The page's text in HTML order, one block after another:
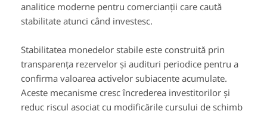
analitice moderne pentru comercianții care caută
stabilitate atunci când investesc.
Stabilitatea monedelor stabile este construită prin
transparența rezervelor și audituri periodice pentru a
confirma valoarea activelor subiacente acumulate.
Aceste mecanisme cresc încrederea investitorilor și
reduc riscul asociat cu modificările cursului de schimb